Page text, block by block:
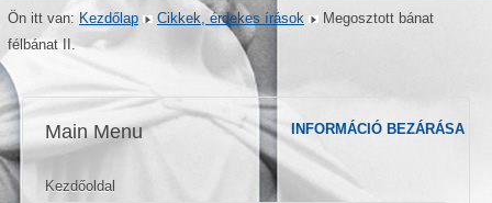
Ön itt van: Kezdőlap Cikkek, érdekes írások
Megosztott bánat
félbánat II.
Main Menu
Kezdőoldal
INFORMÁCIÓ BEZÁRÁSA